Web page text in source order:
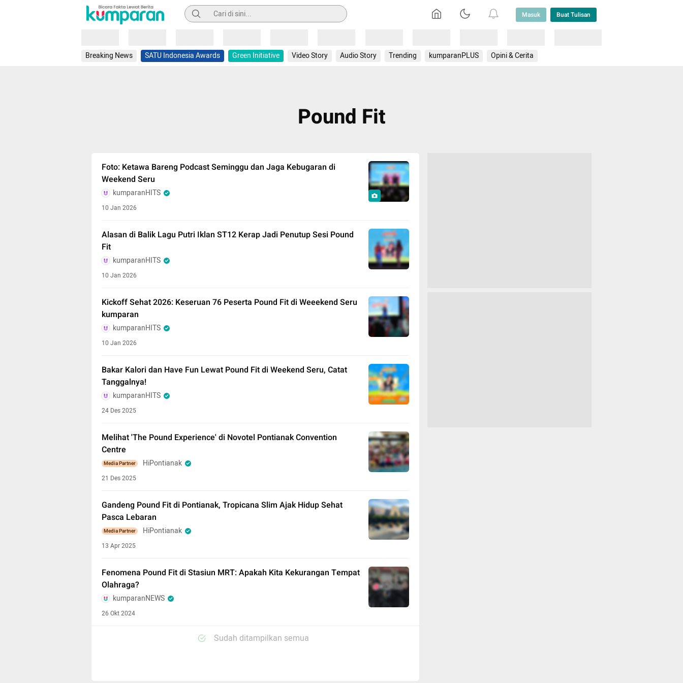
Pencarian Masuk Buat Tulisan
Breaking News SATU Indonesia Awards Green Initiative Video Story Audio Story Trending kumparanPLUS Opini & Cerita
Pound Fit
Foto: Ketawa Bareng Podcast Seminggu dan Jaga Kebugaran di
Weekend Seru
kumparanHITS
10 Jan 2026
Alasan di Balik Lagu Putri Iklan ST12 Kerap Jadi Penutup Sesi Pound
Fit
kumparanHITS
10 Jan 2026
Kickoff Sehat 2026: Keseruan 76 Peserta Pound Fit di Weeekend Seru
kumparan
kumparanHITS
10 Jan 2026
Bakar Kalori dan Have Fun Lewat Pound Fit di Weekend Seru, Catat
Tanggalnya!
kumparanHITS
24 Des 2025
Melihat 'The Pound Experience' di Novotel Pontianak Convention
Centre
Media Partner HiPontianak
21 Des 2025
Gandeng Pound Fit di Pontianak, Tropicana Slim Ajak Hidup Sehat
Pasca Lebaran
Media Partner HiPontianak
13 Apr 2025
Fenomena Pound Fit di Stasiun MRT: Apakah Kita Kekurangan Tempat
Olahraga?
kumparanNEWS
26 Okt 2024
Sudah ditampilkan semua